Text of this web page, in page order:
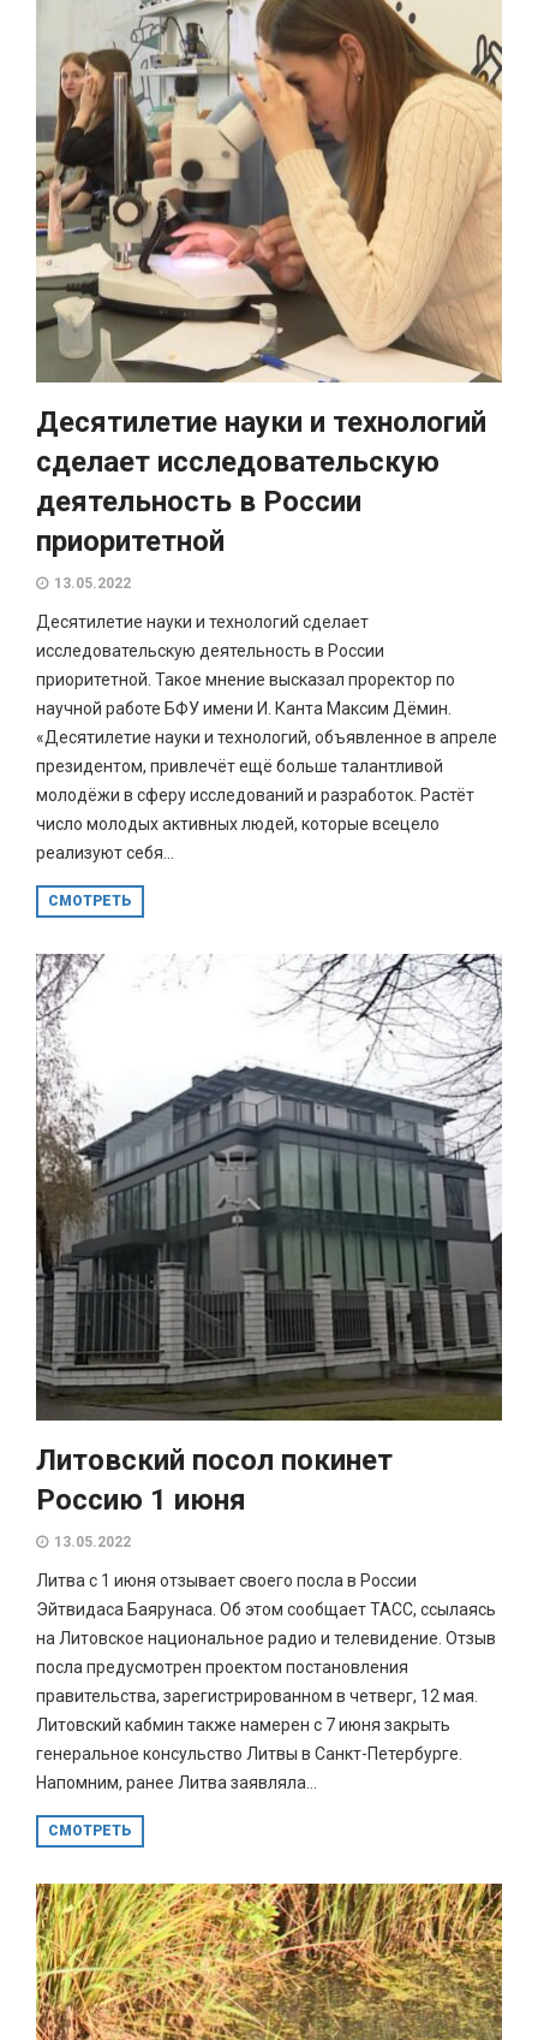
Десятилетие науки и технологий
сделает исследовательскую
деятельность в России
приоритетной
13.05.2022
Десятилетие науки и технологий сделает
исследовательскую деятельность в России
приоритетной. Такое мнение высказал проректор по
научной работе БФУ имени И. Канта Максим Дёмин.
«Десятилетие науки и технологий, объявленное в апреле
президентом, привлечёт ещё больше талантливой
молодёжи в сферу исследований и разработок. Растёт
число молодых активных людей, которые всецело
реализуют себя...
СМОТРЕТЬ
Литовский посол покинет
Россию 1 июня
13.05.2022
Литва с 1 июня отзывает своего посла в России
Эйтвидаса Баярунаса. Об этом сообщает ТАСС, ссылаясь
на Литовское национальное радио и телевидение. Отзыв
посла предусмотрен проектом постановления
правительства, зарегистрированном в четверг, 12 мая.
Литовский кабмин также намерен с 7 июня закрыть
генеральное консульство Литвы в Санкт-Петербурге.
Напомним, ранее Литва заявляла...
СМОТРЕТЬ